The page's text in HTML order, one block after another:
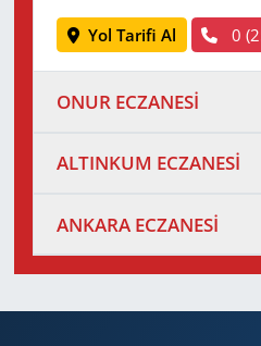
Yol Tarifi Al 0
ONUR ECZANESİ
ALTINKUM ECZANESİ
ANKARA ECZANESİ